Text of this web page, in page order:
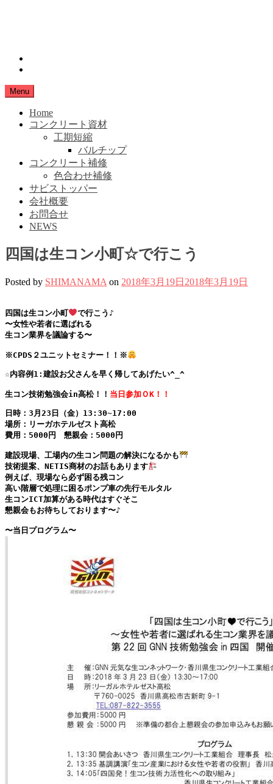
Menu
Home
コンクリート資材
工期短縮
バルチップ
コンクリート補修
色合わせ補修
サビストッパー
会社概要
お問合せ
NEWS
四国は生コン小町☆で行こう
Posted by SHIMANAMA on 2018年3月19日 2018年3月19日
四国は生コン小町
で行こう♪
生コン業界を議論する〜
※CPDS２ユニットセミナー！！※
☆内容例1:建設お父さんを早く帰してあげたい^_^
生コン技術勉強会in高松！！ 当日参加ＯK！！
日時：3月23日（金）13:30~17:00
場所：リーガホテルゼスト高松
費用：5000円　懇親会：5000円
建設現場、工場内の生コン問題の解決になるかも
技術提案、NETIS商材のお話もあります
例えば、現場なら必ず困る残コン
高い階層で処理に困るポンプ車の先行モルタル
生コンICT加算がある時代はすぐそこ
懇親会もお待ちしております〜♪